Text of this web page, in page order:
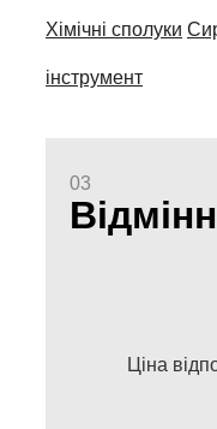
Хімічні сполуки
інструмент
03
Ціна